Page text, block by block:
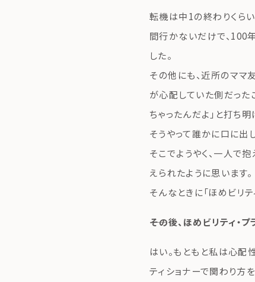
転機は中1の終わりくら
間行かないだけで、100
した。
その他にも、近所のママ
が心配していた側だった
ちゃったんだよ」と打ち明
そうやって誰かに口に出
そこでようやく、一人で
えられたように思います。
そんなときに「ほめビリ
――その後、ほめビリティ
はい。もともと私は心配
ティショナーで関わり方